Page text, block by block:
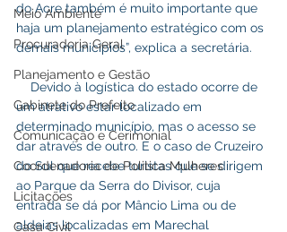
Meio Ambiente
Procuradoria Geral
Planejamento e Gestão
Gabinete do Prefeito
Comunicação e Cerimonial
Coordenadoria de Politica Mulheres
Licitações
Casa Civil
do Acre também é muito importante que
haja um planejamento estratégico com os
demais municípios”, explica a secretária.
um atrativo estar localizado em
determinado município, mas o acesso se
dar através de outro. É o caso de Cruzeiro
do Sul que recebe turistas que se dirigem
ao Parque da Serra do Divisor, cuja
entrada se dá por Mâncio Lima ou de
aldeias localizadas em Marechal